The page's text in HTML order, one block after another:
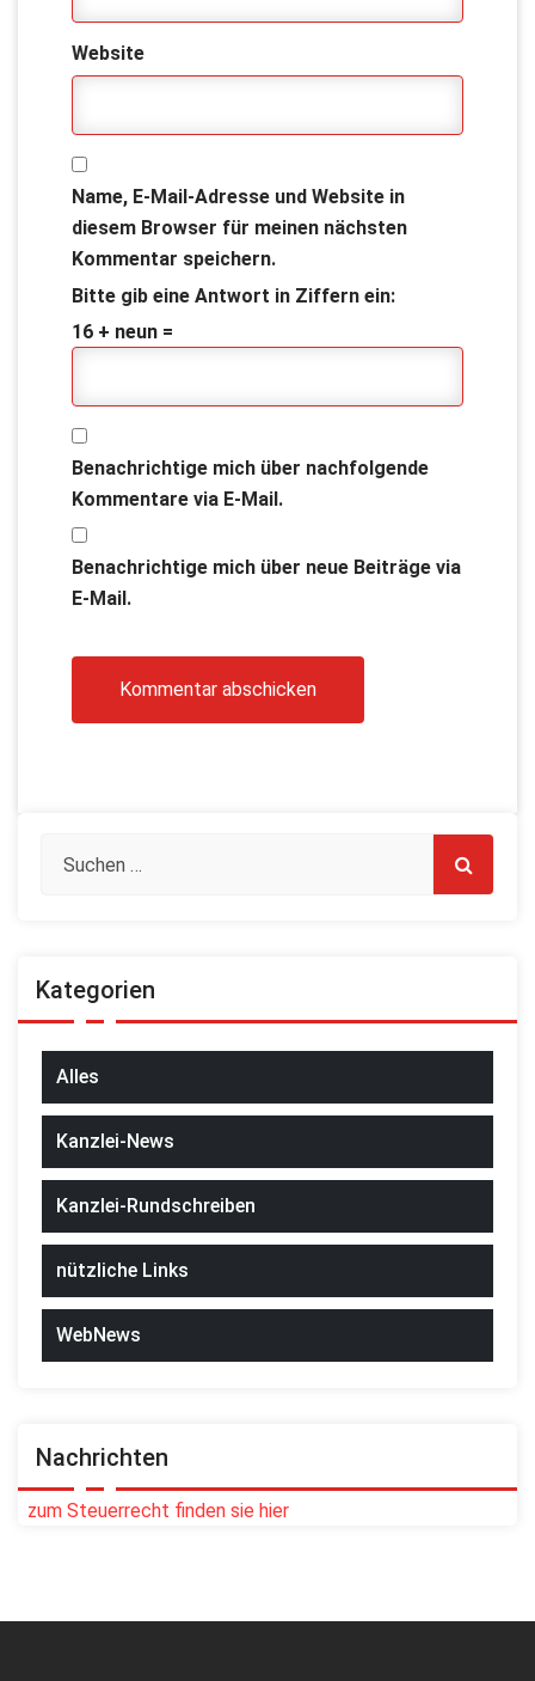
Website
Name, E-Mail-Adresse und Website in
diesem Browser für meinen nächsten
Kommentar speichern.
Bitte gib eine Antwort in Ziffern ein:
16 + neun =
Benachrichtige mich über nachfolgende
Kommentare via E-Mail.
Benachrichtige mich über neue Beiträge via
E-Mail.
Kategorien
Alles
Kanzlei-News
Kanzlei-Rundschreiben
nützliche Links
WebNews
Nachrichten
zum Steuerrecht finden sie hier